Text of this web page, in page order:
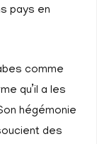
pays en
comme
qu’il a les
hégémonie
des